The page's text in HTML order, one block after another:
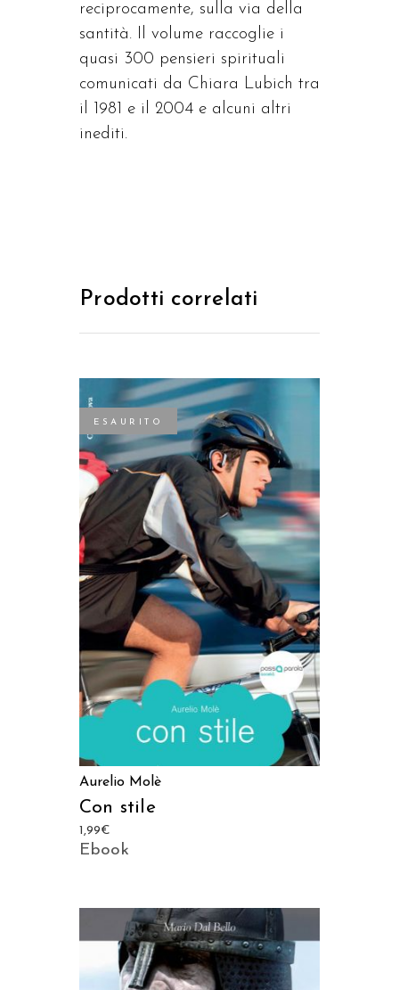
reciprocamente, sulla via della
santità. Il volume raccoglie i
quasi 300 pensieri spirituali
comunicati da Chiara Lubich tra
il 1981 e il 2004 e alcuni altri
inediti.
Prodotti correlati
ESAURITO
LEGGI TUTTO
Aurelio Molè
Con stile
1,99€
Ebook